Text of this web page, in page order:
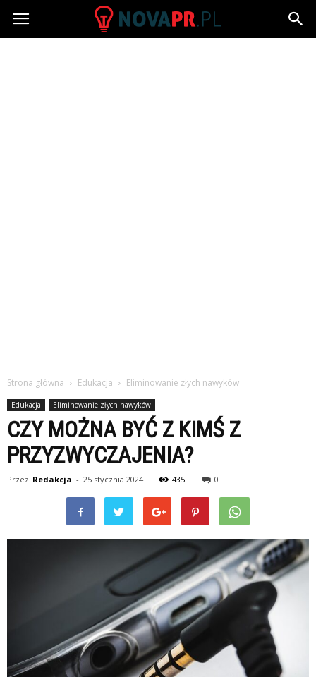
NovaPR.pl
Strona główna Edukacja Eliminowanie złych nawyków
Edukacja Eliminowanie złych nawyków
CZY MOŻNA BYĆ Z KIMŚ Z
PRZYZWYCZAJENIA?
Przez Redakcja - 25 stycznia 2024 435 0